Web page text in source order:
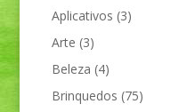
Aplicativos (3)
Arte (3)
Beleza (4)
Brinquedos (75)